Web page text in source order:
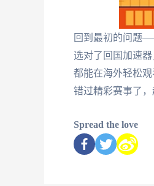
回到最初的问题
选对了回国加速器
都能在海外轻松
错过精彩赛事了
Spread the love